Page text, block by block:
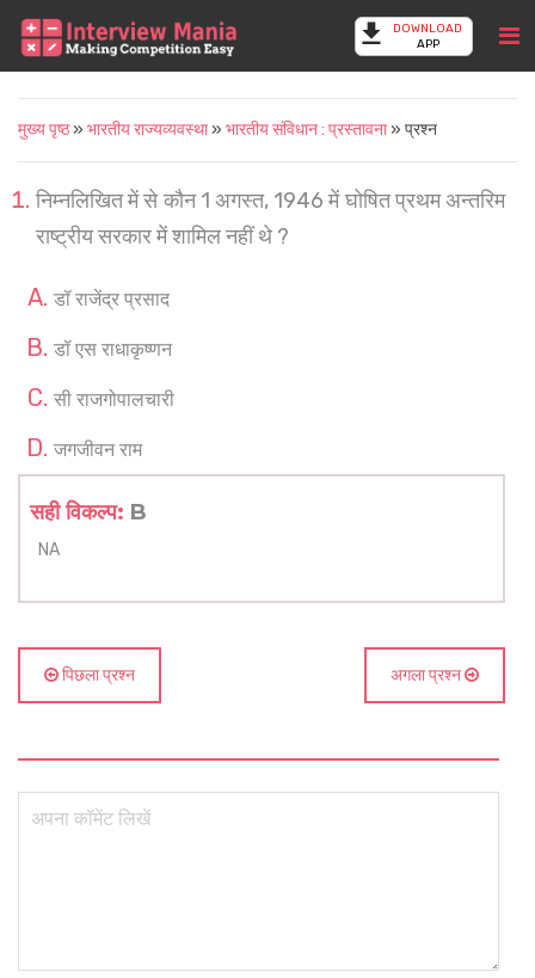
DOWNLOAD
APP
मुख्य पृष्ठ» भारतीय राज्यव्यवस्था» भारतीय संविधान : प्रस्तावना» प्रश्न
निम्नलिखित में से कौन 1 अगस्त, 1946 में घोषित प्रथम अन्तरिम
राष्ट्रीय सरकार में शामिल नहीं थे ?
डॉ राजेंद्र प्रसाद
डॉ एस राधाकृष्णन
सी राजगोपालचारी
जगजीवन राम
सही विकल्प: B
NA
पिछला प्रश्न अगला प्रश्न